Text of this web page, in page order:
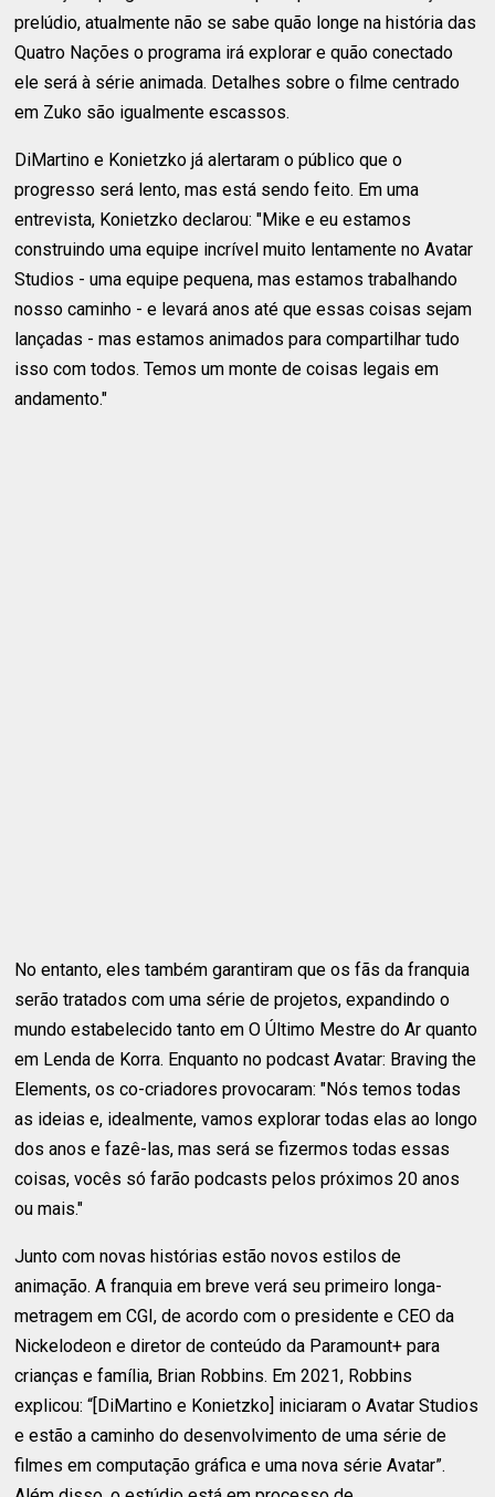
prelúdio, atualmente não se sabe quão longe na história das
Quatro Nações o programa irá explorar e quão conectado
ele será à série animada. Detalhes sobre o filme centrado
em Zuko são igualmente escassos.
DiMartino e Konietzko já alertaram o público que o
progresso será lento, mas está sendo feito. Em uma
entrevista, Konietzko declarou: "Mike e eu estamos
construindo uma equipe incrível muito lentamente no Avatar
Studios - uma equipe pequena, mas estamos trabalhando
nosso caminho - e levará anos até que essas coisas sejam
lançadas - mas estamos animados para compartilhar tudo
isso com todos. Temos um monte de coisas legais em
andamento."
No entanto, eles também garantiram que os fãs da franquia
serão tratados com uma série de projetos, expandindo o
mundo estabelecido tanto em O Último Mestre do Ar quanto
em Lenda de Korra. Enquanto no podcast Avatar: Braving the
Elements, os co-criadores provocaram: "Nós temos todas
as ideias e, idealmente, vamos explorar todas elas ao longo
dos anos e fazê-las, mas será se fizermos todas essas
coisas, vocês só farão podcasts pelos próximos 20 anos
ou mais."
Junto com novas histórias estão novos estilos de
animação. A franquia em breve verá seu primeiro longa-
metragem em CGI, de acordo com o presidente e CEO da
Nickelodeon e diretor de conteúdo da Paramount+ para
crianças e família, Brian Robbins. Em 2021, Robbins
explicou: “[DiMartino e Konietzko] iniciaram o Avatar Studios
e estão a caminho do desenvolvimento de uma série de
filmes em computação gráfica e uma nova série Avatar”.